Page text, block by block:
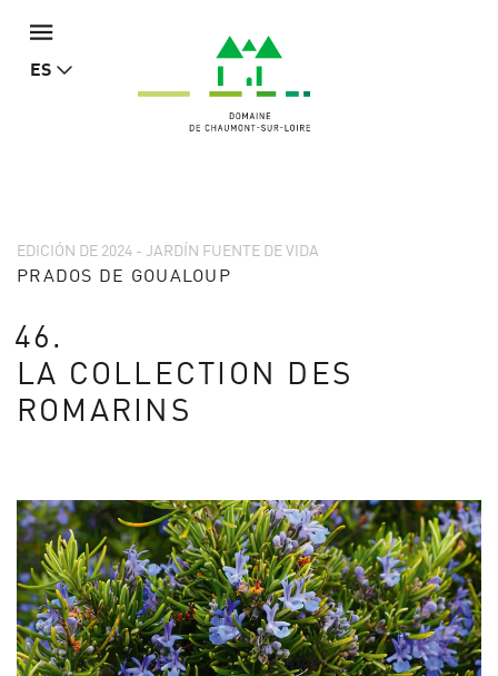
ES
EDICIÓN DE 2024 - JARDÍN FUENTE DE VIDA
PRADOS DE GOUALOUP
46.
LA COLLECTION DES
ROMARINS